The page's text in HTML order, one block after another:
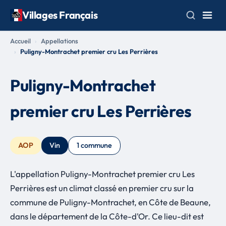
Villages Français
Accueil
Appellations
Puligny-Montrachet premier cru Les Perrières
Puligny-Montrachet
premier cru Les Perrières
AOP Vin 1 commune
L'appellation Puligny-Montrachet premier cru Les
Perrières est un climat classé en premier cru sur la
commune de Puligny-Montrachet, en Côte de Beaune,
dans le département de la Côte-d'Or. Ce lieu-dit est